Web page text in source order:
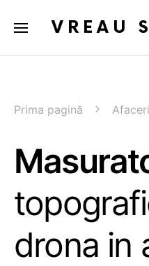
VREAU
Prima pagină Afaceri
drona in